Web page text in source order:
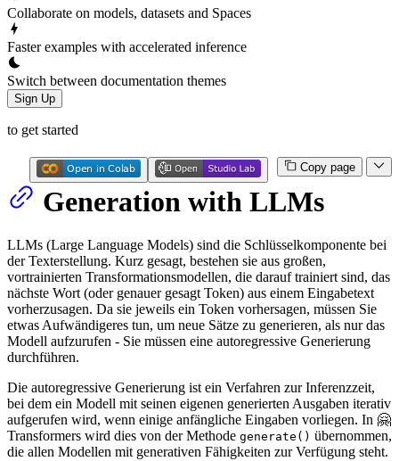
Collaborate on models, datasets and Spaces
Faster examples with accelerated inference
Switch between documentation themes
Sign Up
to get started
Copy page
Generation with LLMs
LLMs (Large Language Models) sind die Schlüsselkomponente bei
der Texterstellung. Kurz gesagt, bestehen sie aus großen,
vortrainierten Transformationsmodellen, die darauf trainiert sind, das
nächste Wort (oder genauer gesagt Token) aus einem Eingabetext
vorherzusagen. Da sie jeweils ein Token vorhersagen, müssen Sie
etwas Aufwändigeres tun, um neue Sätze zu generieren, als nur das
Modell aufzurufen - Sie müssen eine autoregressive Generierung
durchführen.
Die autoregressive Generierung ist ein Verfahren zur Inferenzzeit,
bei dem ein Modell mit seinen eigenen generierten Ausgaben iterativ
aufgerufen wird, wenn einige anfängliche Eingaben vorliegen. In 🤗
Transformers wird dies von der Methode generate() übernommen,
die allen Modellen mit generativen Fähigkeiten zur Verfügung steht.